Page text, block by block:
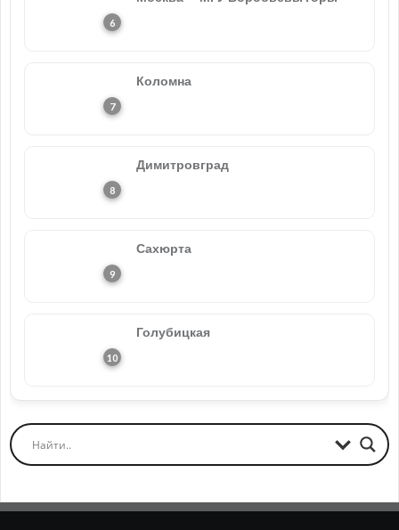
Коломна
Димитровград
Сахюрта
Голубицкая